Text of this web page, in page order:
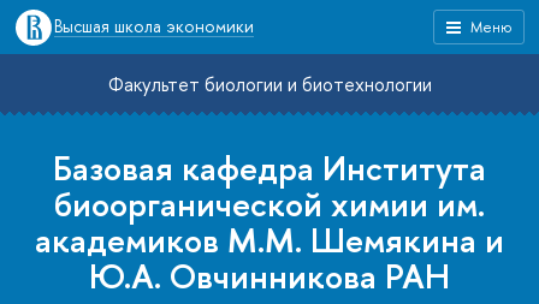
Меню
Высшая школа экономики
Факультет биологии и биотехнологии
Базовая кафедра Института
биоорганической химии им.
академиков М.М. Шемякина и
Ю.А. Овчинникова РАН